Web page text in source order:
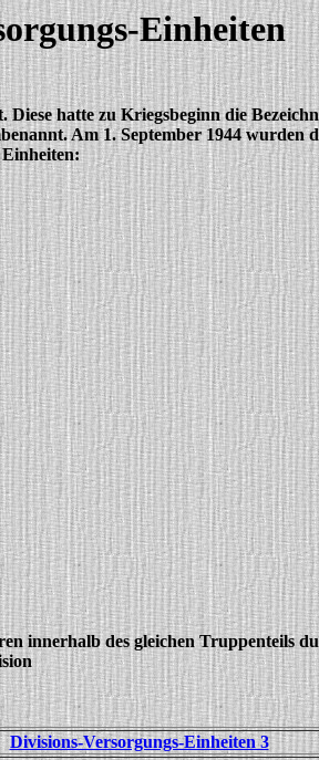
Einheiten
hatte zu Kriegsbeginn die
Am 1. September 1944 wurden
innerhalb des gleichen Truppenteils
Divisions-Versorgungs-Einheiten 3